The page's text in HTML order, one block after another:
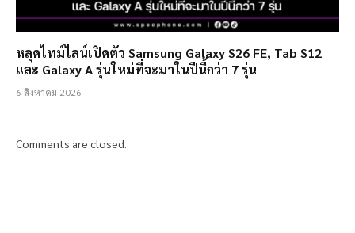
หลุดไทม์ไลน์เปิดตัว Samsung Galaxy S26 FE, Tab S12
และ Galaxy A รุ่นใหม่ที่จะมาในปีนี้กว่า 7 รุ่น
6 สิงหาคม 2026
Comments are closed.